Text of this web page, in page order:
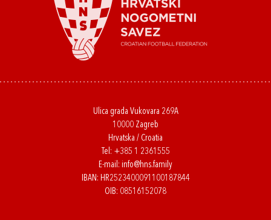
Ulica grada Vukovara 269A
10000 Zagreb
Hrvatska / Croatia
Tel: +385 1 2361555
E-mail: info@hns.family
IBAN: HR2523400091100187844
OIB: 08516152078